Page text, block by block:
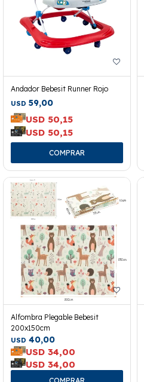
Andador Bebesit Runner Rojo
USD 59,00
USD 50,15
USD 50,15
Alfombra Plegable Bebesit
200x150cm
USD 40,00
USD 34,00
USD 34,00